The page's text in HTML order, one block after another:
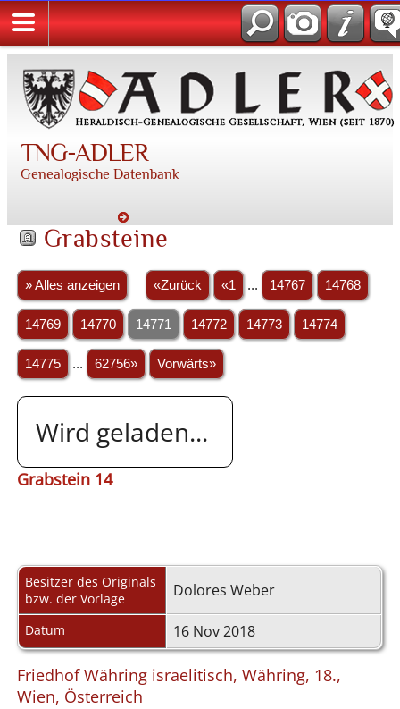
TNG-ADLER
Genealogische Datenbank
Grabsteine
» Alles anzeigen «Zurück «1 ... 14767 14768
14769 14770 14771 14772 14773 14774
14775 ... 62756» Vorwärts»
Wird geladen...
Grabstein 14
Besitzer des Originals
bzw. der Vorlage
Dolores Weber
Datum 16 Nov 2018
Friedhof Währing israelitisch, Währing, 18.,
Wien, Österreich